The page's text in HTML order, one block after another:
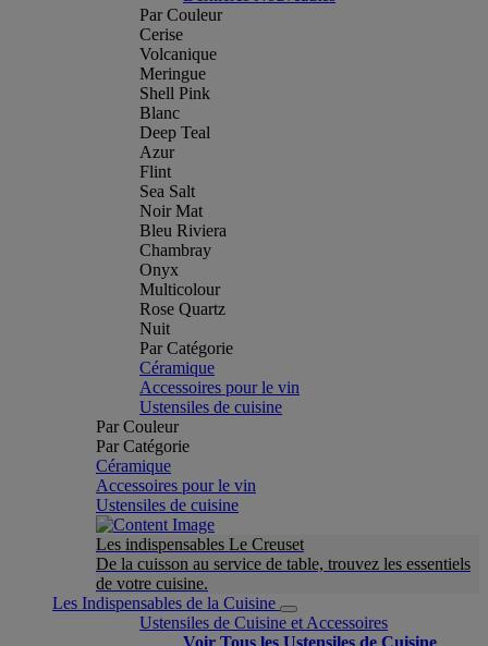
Par Couleur
Cerise
Volcanique
Meringue
Shell Pink
Blanc
Deep Teal
Azur
Flint
Sea Salt
Noir Mat
Bleu Riviera
Chambray
Onyx
Multicolour
Rose Quartz
Nuit
Par Catégorie
Céramique
Accessoires pour le vin
Ustensiles de cuisine
Par Couleur
Par Catégorie
Céramique
Accessoires pour le vin
Ustensiles de cuisine
Les indispensables Le Creuset
De la cuisson au service de table, trouvez les essentiels
de votre cuisine.
Les Indispensables de la Cuisine
Ustensiles de Cuisine et Accessoires
Voir Tous les Ustensiles de Cuisine